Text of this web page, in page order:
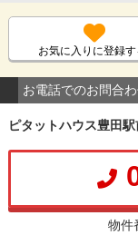
お気に入りに登録す
お電話でのお問合
ピタットハウス豊田
物件